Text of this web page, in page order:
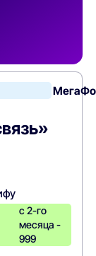
с 2-го
месяца -
999